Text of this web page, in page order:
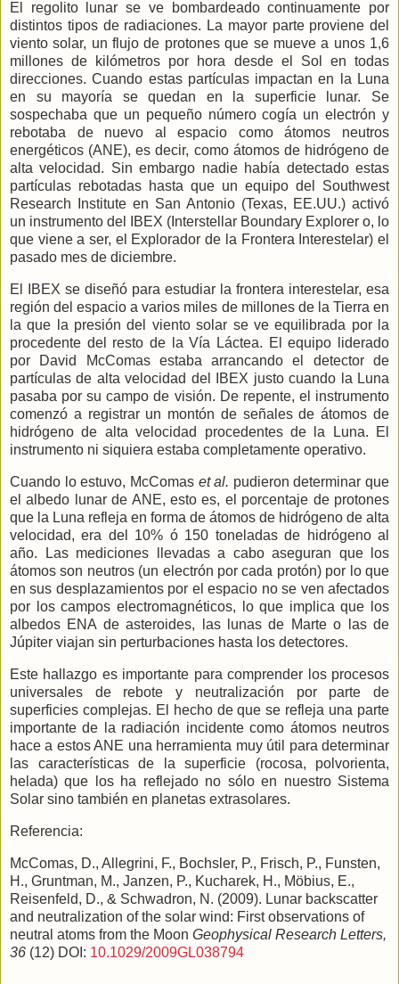
El regolito lunar se ve bombardeado continuamente por
distintos tipos de radiaciones. La mayor parte proviene del
viento solar, un flujo de protones que se mueve a unos 1,6
millones de kilómetros por hora desde el Sol en todas
direcciones. Cuando estas partículas impactan en
la Luna
en su mayoría se quedan en la superficie lunar. Se
sospechaba que un pequeño número cogía un electrón y
rebotaba de nuevo al espacio como átomos neutros
energéticos (ANE), es decir, como átomos de hidrógeno de
alta velocidad. Sin embargo nadie había detectado estas
partículas rebotadas hasta que un equipo del Southwest
Research Institute en San Antonio (Texas, EE.UU.) activó
un instrumento del IBEX (Interstellar Boundary Explorer o, lo
que viene a ser, el Explorador de la FronteraInterestelar) el
pasado mes de diciembre.
El IBEX se diseñó para estudiar la frontera interestelar, esa
región del espacio a varios miles de millones de la Tierra en
la que la presión del viento solar se ve equilibrada por la
procedente del resto de
la Vía Láctea. El equipo liderado
por David McComas estaba arrancando el detector de
partículas de alta velocidad del IBEX justo cuando la Luna
pasaba por su campo de visión. De repente, el instrumento
comenzó a registrar un montón de señales de átomos de
hidrógeno de alta velocidad procedentes de
la Luna. El
instrumento ni siquiera estaba completamente operativo.
Cuando lo estuvo, McComas et al. pudieron determinar que
el albedo lunar de ANE, esto es, el porcentaje de protones
que la Luna refleja en forma de átomos de hidrógeno de alta
velocidad, era del 10% ó 150 toneladas de hidrógeno al
año. Las mediciones llevadas a cabo aseguran que los
átomos son neutros (un electrón por cada protón) por lo que
en sus desplazamientos por el espacio no se ven afectados
por los campos electromagnéticos, lo que implica que los
albedos ENA de asteroides, las lunas de Marte o las de
Júpiter viajan sin perturbaciones hasta los detectores.
Este hallazgo es importante para comprender los procesos
universales de rebote y neutralización por parte de
superficies complejas. El hecho de que se refleja una parte
importante de la radiación incidente como átomos neutros
hace a estos ANE una herramienta muy útil para determinar
las características de la superficie (rocosa, polvorienta,
helada) que los ha reflejado no sólo en nuestro Sistema
Solar sino también en planetas extrasolares.
Referencia:
McComas, D., Allegrini, F., Bochsler, P., Frisch, P., Funsten,
H., Gruntman, M., Janzen, P., Kucharek, H., Möbius, E.,
Reisenfeld, D., & Schwadron, N. (2009). Lunar backscatter
and neutralization of the solar wind: First observations of
neutral atoms from the Moon Geophysical Research Letters,
36 (12) DOI: 10.1029/2009GL038794